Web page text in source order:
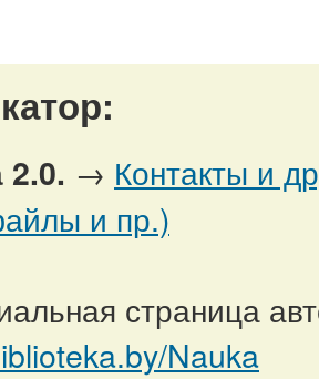
2.0. → Контакты и
и пр.)
страница
Nauka